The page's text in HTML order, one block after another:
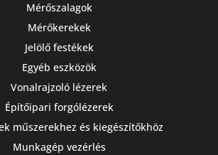
Mérőszalagok
Mérőkerekek
Jelölő festékek
Egyéb eszközök
Vonalrajzoló lézerek
Építőipari forgólézerek
műszerekhez és kiegészítőkhöz
Munkagép vezérlés